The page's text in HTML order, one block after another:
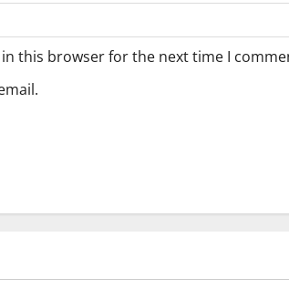
this browser for the next time I